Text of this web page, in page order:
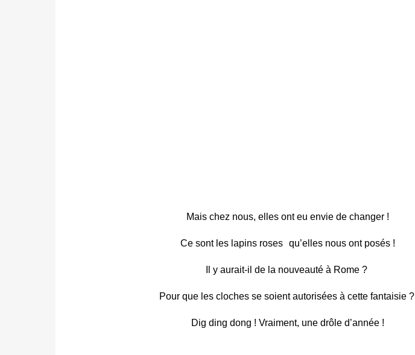
Mais chez nous, elles ont eu envie de changer !
Ce sont les lapins roses qu’elles nous ont posés !
Il y aurait-il de la nouveauté à Rome ?
Pour que les cloches se soient autorisées à cette fantaisie ?
Dig ding dong ! Vraiment, une drôle d’année !